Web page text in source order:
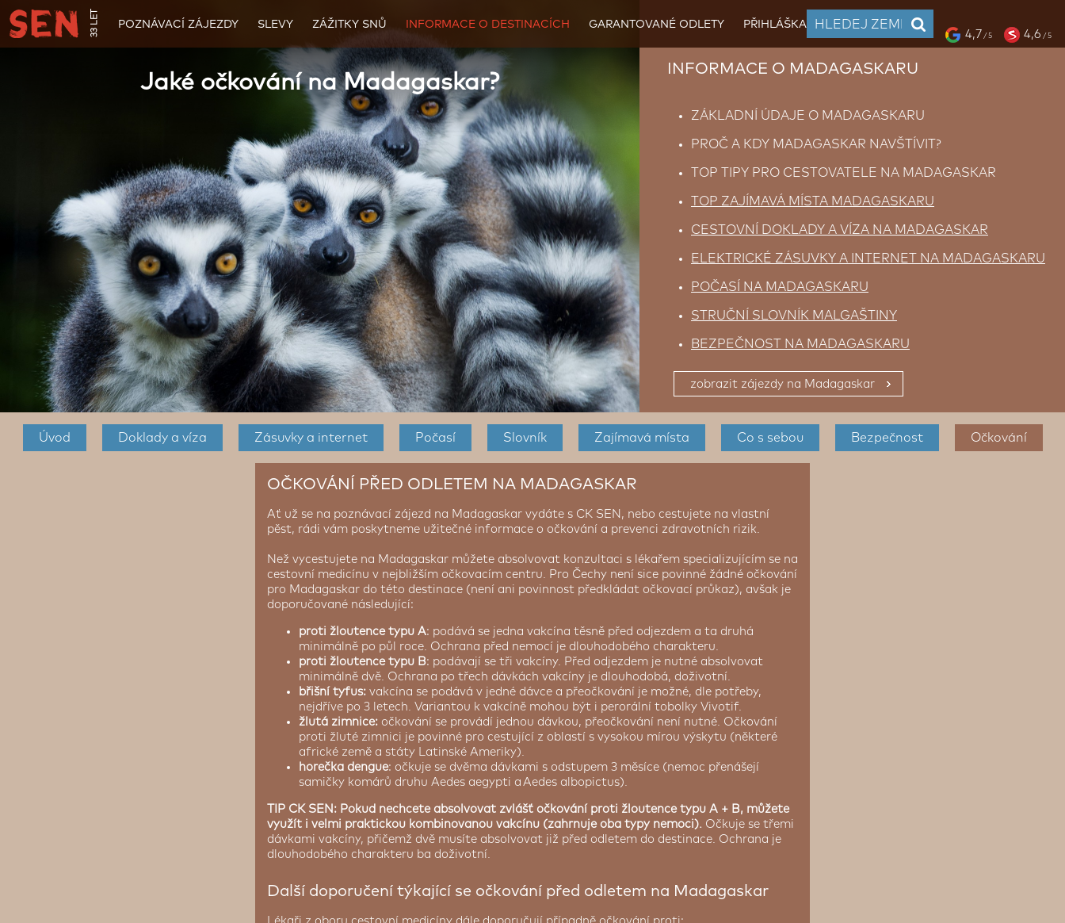
33 LET POZNÁVACÍ ZÁJEZDY SLEVY ZÁŽITKY SNŮ INFORMACE O DESTINACÍCH GARANTOVANÉ ODLETY PŘIHLÁŠKA
4,7 / 5 4,6 / 5
Jaké očkování na Madagaskar?
INFORMACE O MADAGASKARU
ZÁKLADNÍ ÚDAJE O MADAGASKARU
PROČ A KDY MADAGASKAR NAVŠTÍVIT?
TOP TIPY PRO CESTOVATELE NA MADAGASKAR
TOP ZAJÍMAVÁ MÍSTA MADAGASKARU
CESTOVNÍ DOKLADY A VÍZA NA MADAGASKAR
ELEKTRICKÉ ZÁSUVKY A INTERNET NA MADAGASKARU
POČASÍ NA MADAGASKARU
STRUČNÍ SLOVNÍK MALGAŠTINY
BEZPEČNOST NA MADAGASKARU
zobrazit zájezdy na Madagaskar
Úvod Doklady a víza Zásuvky a internet Počasí Slovník Zajímavá místa Co s sebou Bezpečnost Očkování
OČKOVÁNÍ PŘED ODLETEM NA MADAGASKAR
Ať už se na poznávací zájezd na Madagaskar vydáte s CK SEN, nebo cestujete na vlastní
pěst, rádi vám poskytneme užitečné informace o očkování a prevenci zdravotních rizik.
Než vycestujete na Madagaskar můžete absolvovat konzultaci s lékařem specializujícím se na
cestovní medicínu v nejbližším očkovacím centru. Pro Čechy není sice povinné žádné očkování
pro Madagaskar do této destinace (není ani povinnost předkládat očkovací průkaz), avšak je
doporučované následující:
proti žloutence typu A: podává se jedna vakcína těsně před odjezdem a ta druhá
minimálně po půl roce. Ochrana před nemocí je dlouhodobého charakteru.
proti žloutence typu B: podávají se tři vakcíny. Před odjezdem je nutné absolvovat
minimálně dvě. Ochrana po třech dávkách vakcíny je dlouhodobá, doživotní.
břišní tyfus: vakcína se podává v jedné dávce a přeočkování je možné, dle potřeby,
nejdříve po 3 letech. Variantou k vakcíně mohou být i perorální tobolky Vivotif.
žlutá zimnice: očkování se provádí jednou dávkou, přeočkování není nutné. Očkování
proti žluté zimnici je povinné pro cestující z oblastí s vysokou mírou výskytu (některé
africké země a státy Latinské Ameriky).
horečka dengue: očkuje se dvěma dávkami s odstupem 3 měsíce (nemoc přenášejí
samičky komárů druhu Aedes aegypti a Aedes albopictus).
TIP CK SEN: Pokud nechcete absolvovat zvlášť očkování proti žloutence typu A + B, můžete
využít i velmi praktickou kombinovanou vakcínu (zahrnuje oba typy nemoci). Očkuje se třemi
dávkami vakcíny, přičemž dvě musíte absolvovat již před odletem do destinace. Ochrana je
dlouhodobého charakteru ba doživotní.
Další doporučení týkající se očkování před odletem na Madagaskar